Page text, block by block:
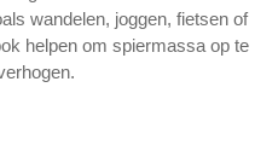
wandelen, joggen, fietsen of
helpen om spiermassa op te